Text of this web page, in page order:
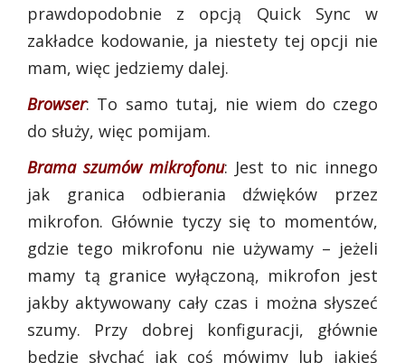
prawdopodobnie z opcją Quick Sync w
zakładce kodowanie, ja niestety tej opcji nie
mam, więc jedziemy dalej.
Browser: To samo tutaj, nie wiem do czego
do służy, więc pomijam.
Brama szumów mikrofonu: Jest to nic innego
jak granica odbierania dźwięków przez
mikrofon. Głównie tyczy się to momentów,
gdzie tego mikrofonu nie używamy – jeżeli
mamy tą granice wyłączoną, mikrofon jest
jakby aktywowany cały czas i można słyszeć
szumy. Przy dobrej konfiguracji, głównie
będzie słychać jak coś mówimy lub jakieś